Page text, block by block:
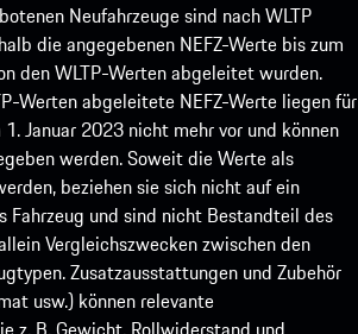
Neufahrzeuge sind nach WLTP
die angegebenen NEFZ-Werte bis zum
den WLTP-Werten abgeleitet wurden.
Werten abgeleitete NEFZ-Werte liegen für
Januar 2023 nicht mehr vor und können
werden. Soweit die Werte als
beziehen sie sich nicht auf ein
Fahrzeug und sind nicht Bestandteil des
Vergleichszwecken zwischen den
Zusatzausstattungen und Zubehör
usw.) können relevante